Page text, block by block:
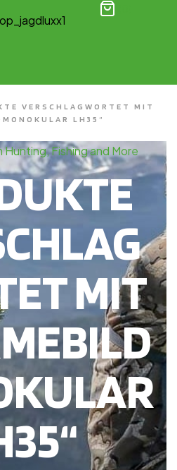
VERSCHLAGWORTET MIT
LH35“
Fishing and More
MIT